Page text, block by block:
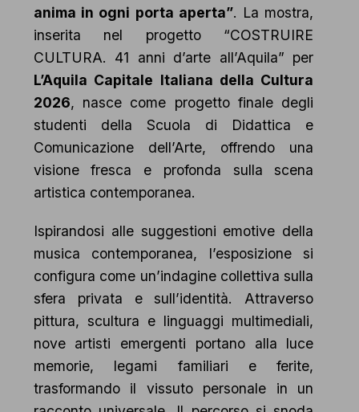
anima in ogni porta aperta”. La mostra,
inserita nel progetto “COSTRUIRE
CULTURA. 41 anni d’arte all’Aquila” per
L’Aquila Capitale Italiana della Cultura
2026, nasce come progetto finale degli
studenti della Scuola di Didattica e
Comunicazione dell’Arte, offrendo una
visione fresca e profonda sulla scena
artistica contemporanea.
Ispirandosi alle suggestioni emotive della
musica contemporanea, l’esposizione si
configura come un’indagine collettiva sulla
sfera privata e sull’identità. Attraverso
pittura, scultura e linguaggi multimediali,
nove artisti emergenti portano alla luce
memorie, legami familiari e ferite,
trasformando il vissuto personale in un